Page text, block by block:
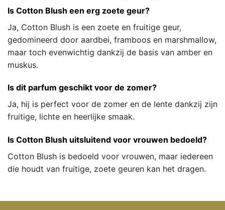
Is Cotton Blush een erg zoete geur?
Ja, Cotton Blush is een zoete en fruitige geur,
gedomineerd door aardbei, framboos en marshmallow,
maar toch evenwichtig dankzij de basis van amber en
muskus.
Is dit parfum geschikt voor de zomer?
Ja, hij is perfect voor de zomer en de lente dankzij zijn
fruitige, lichte en heerlijke smaak.
Is Cotton Blush uitsluitend voor vrouwen bedoeld?
Cotton Blush is bedoeld voor vrouwen, maar iedereen
die houdt van fruitige, zoete geuren kan het dragen.